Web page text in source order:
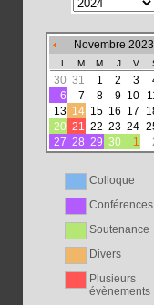
Novembre 2023
L M M J V
30 31 1 2 3
6
7 8 9 10
13 14 15 16 17
20 21 22 23 24
27 28 29 30 1
Colloque
Conférences
Soutenance
Divers
Plusieurs
évènements